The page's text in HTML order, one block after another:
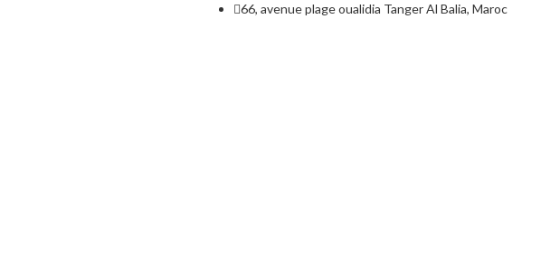
66, avenue plage oualidia Tanger Al Balia, Maroc